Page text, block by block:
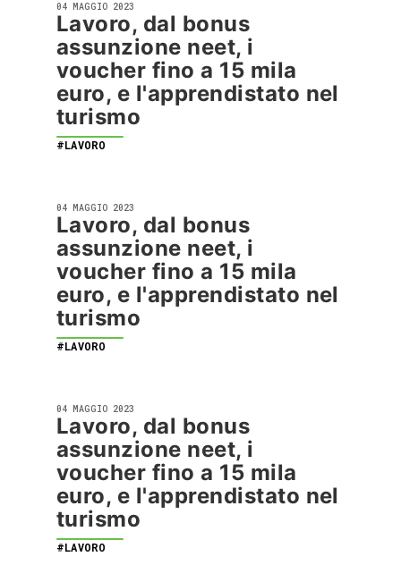
04 MAGGIO 2023
Lavoro, dal bonus
assunzione neet, i
voucher fino a 15 mila
euro, e l'apprendistato nel
turismo
#LAVORO
04 MAGGIO 2023
Lavoro, dal bonus
assunzione neet, i
voucher fino a 15 mila
euro, e l'apprendistato nel
turismo
#LAVORO
04 MAGGIO 2023
Lavoro, dal bonus
assunzione neet, i
voucher fino a 15 mila
euro, e l'apprendistato nel
turismo
#LAVORO